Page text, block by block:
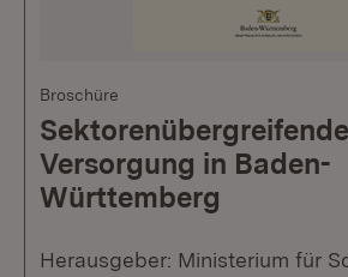
Broschüre
Sektorenübergreifende
Versorgung in Baden-
Württemberg
Herausgeber: Ministerium für